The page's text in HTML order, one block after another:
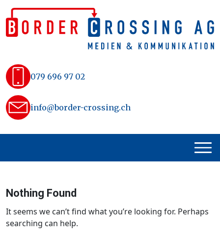
Skip
to
content
079 696 97 02
info@border-crossing.ch
Nothing Found
It seems we can’t find what you’re looking for. Perhaps
searching can help.